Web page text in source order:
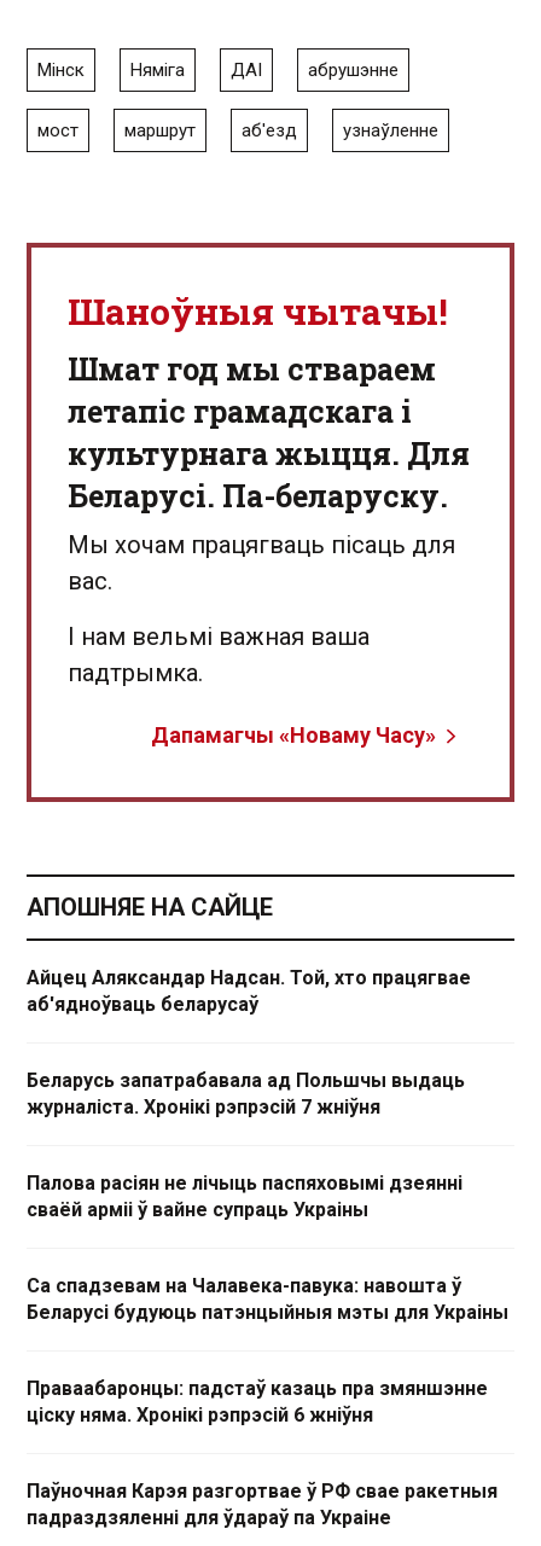
Мінск Няміга ДАІ абрушэнне
мост маршрут аб'езд узнаўленне
Шаноўныя чытачы!
Шмат год мы ствараем
летапіс грамадскага і
культурнага жыцця. Для
Беларусі. Па-беларуску.
Мы хочам працягваць пісаць для
вас.
І нам вельмі важная ваша
падтрымка.
Дапамагчы «Новаму Часу»
АПОШНЯЕ НА САЙЦЕ
Айцец Аляксандар Надсан. Той, хто працягвае
аб'ядноўваць беларусаў
Беларусь запатрабавала ад Польшчы выдаць
журналіста. Хронікі рэпрэсій 7 жніўня
Палова расіян не лічыць паспяховымі дзеянні
сваёй арміі ў вайне супраць Украіны
Са спадзевам на Чалавека-павука: навошта ў
Беларусі будуюць патэнцыйныя мэты для Украіны
Праваабаронцы: падстаў казаць пра змяншэнне
ціску няма. Хронікі рэпрэсій 6 жніўня
Паўночная Карэя разгортвае ў РФ свае ракетныя
падраздзяленні для ўдараў па Украіне